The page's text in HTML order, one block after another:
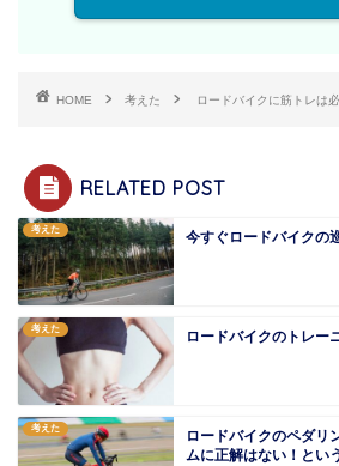
HOME 考えた ロードバイクに筋トレは
RELATED POST
考えた 今すぐロードバイクの
考えた ロードバイクのトレー
考えた
ロードバイクのペダリ
ムに正解はない！とい